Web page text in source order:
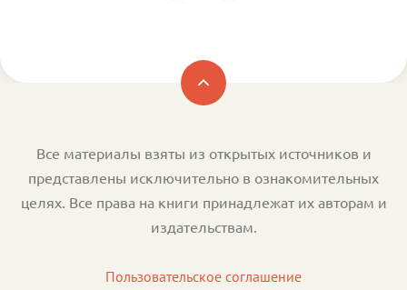
Все материалы взяты из открытых источников и
представлены исключительно в ознакомительных
целях. Все права на книги принадлежат их авторам и
издательствам.
Пользовательское соглашение